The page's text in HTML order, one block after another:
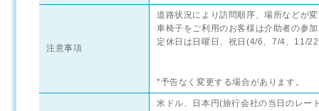
注意事項
道路状況により訪問順序、場所などが
車椅子をご利用のお客様は介助者の参
定休日は日曜日、祝日(4/6、7/4、11/
*予告なく変更する場合があります。
米ドル、日本円(旅行会社の当日のレー